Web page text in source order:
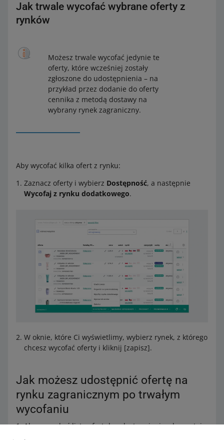
Jak trwale wycofać wybrane oferty z
rynków
Możesz trwale wycofać jedynie te
oferty, które wcześniej zostały
zgłoszone do udostępnienia – na
przykład przez dodanie do oferty
cennika z metodą dostawy na
wybrany rynek zagraniczny.
Aby wycofać kilka ofert z rynku:
Zaznacz oferty i wybierz Dostępność, a następnie
Wycofaj z rynku dodatkowego.
W oknie, które Ci wyświetlimy, wybierz rynek, z którego
chcesz wycofać oferty i kliknij [zapisz].
Jak możesz udostępnić ofertę na
rynku zagranicznym po trwałym
wycofaniu
Aby wyszukać listę ofert do udostępniania, skorzystaj z